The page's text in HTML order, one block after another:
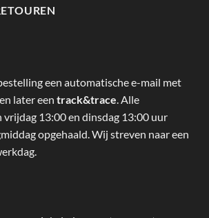
een automatische e-mail met
en later een track&trace. Alle
vrijdag 13:00 en dinsdag 13:00 uur
opgehaald. Wij streven naar een